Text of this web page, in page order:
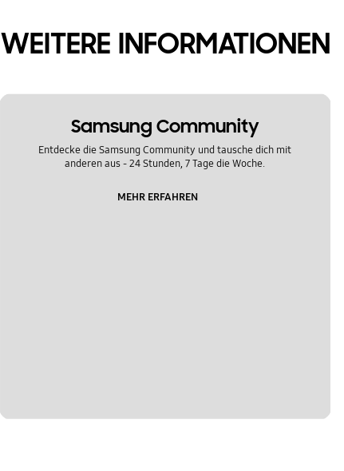
WEITERE INFORMATIONEN
Samsung Community
Entdecke die Samsung Community und tausche dich mit
anderen aus - 24 Stunden, 7 Tage die Woche.
MEHR ERFAHREN